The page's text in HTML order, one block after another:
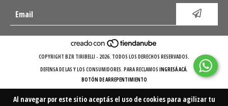
Al navegar por este sitio aceptás el uso de cookiespara agilizar tu
COPYRIGHT BZR TIRIBELLI - 2026. TODOS LOS DERECHOS RESERVADOS.
DEFENSA DE LAS Y LOS CONSUMIDORES. PARA RECLAMOS INGRESÁ ACÁ.
BOTÓN DE ARREPENTIMIENTO